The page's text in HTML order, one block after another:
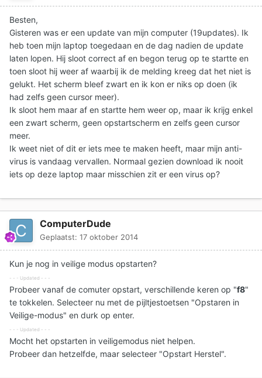
Besten,
Gisteren was er een update van mijn computer (19updates). Ik
heb toen mijn laptop toegedaan en de dag nadien de update
laten lopen. Hij sloot correct af en begon terug op te startte en
toen sloot hij weer af waarbij ik de melding kreeg dat het niet is
gelukt. Het scherm bleef zwart en ik kon er niks op doen (ik
had zelfs geen cursor meer).
Ik sloot hem maar af en startte hem weer op, maar ik krijg enkel
een zwart scherm, geen opstartscherm en zelfs geen cursor
meer.
Ik weet niet of dit er iets mee te maken heeft, maar mijn anti-
virus is vandaag vervallen. Normaal gezien download ik nooit
iets op deze laptop maar misschien zit er een virus op?
ComputerDude
Geplaatst: 17 oktober 2014
Kun je nog in veilige modus opstarten?
- - - Updated - - -
Probeer vanaf de comuter opstart, verschillende keren op "f8"
te tokkelen. Selecteer nu met de pijltjestoetsen "Opstaren in
Veilige-modus" en durk op enter.
- - - Updated - - -
Mocht het opstarten in veiligemodus niet helpen.
Probeer dan hetzelfde, maar selecteer "Opstart Herstel".